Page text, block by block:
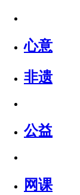
心意
非遗
公益
网课